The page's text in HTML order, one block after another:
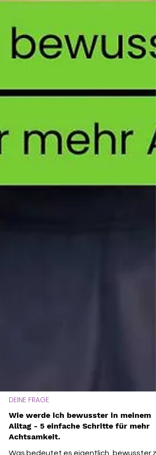
DEINE FRAGE
Wie werde ich bewusster in meinem